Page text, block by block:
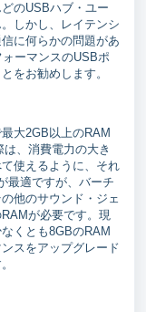
のUSBハブ・ユー
しかし、レイテンシ
に何らかの問題があ
ーマンスのUSBポ
をお勧めします。
大2GB以上のRAM
、消費電力の大き
使えるように、それ
最適ですが、バーチ
他のサウンド・ジェ
が必要です。現
くとも8GBのRAM
スをアップグレード